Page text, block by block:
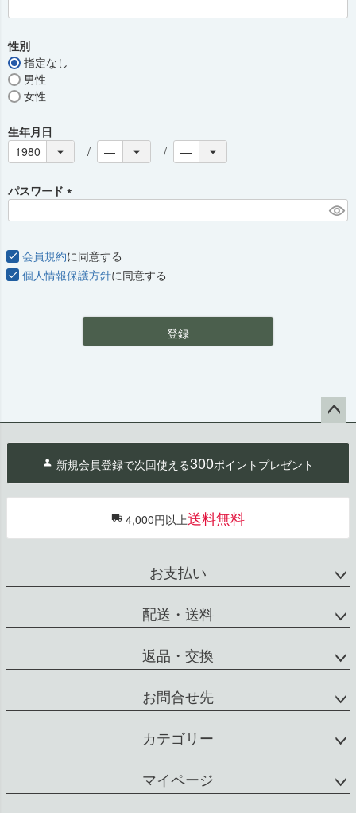
性別
指定なし
男性
女性
生年月日
パスワード
)
会員規約に同意する
個人情報保護方針に同意する
登録
ジト
へ
新規会員登録で次回使える300ポイントプレゼント
4,000円以上送料無料
お支払い
配送・送料
返品・交換
お問合せ先
カテゴリー
マイページ